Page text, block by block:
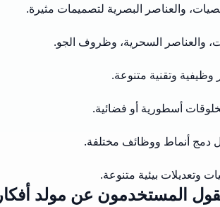
والعناصر البصرية لتصميمات مثيرة.
والعناصر السحرية، وظروف الجو.
وتقنية متنوعة.
أسطورية أو فضائية.
دمج أنماط ووظائف مختلفة.
وتعديلات بيئية متنوعة.
المستخدمون عن مولد